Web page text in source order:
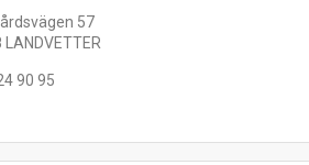
57
LANDVETTER
90 95